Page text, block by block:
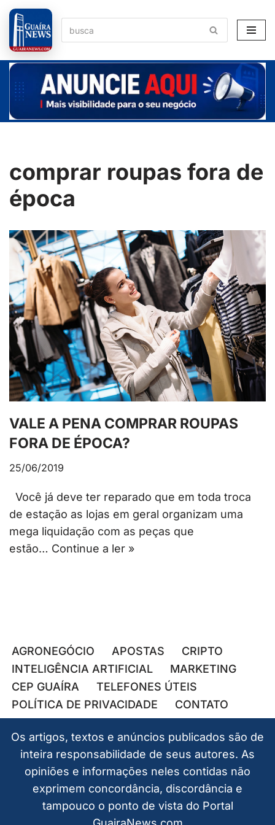
Pular
para
o
conteúdo
comprar roupas fora de
época
VALE A PENA COMPRAR ROUPAS
FORA DE ÉPOCA?
25/06/2019
Você já deve ter reparado que em toda troca
de estação as lojas em geral organizam uma
mega liquidação com as peças que
estão… Continue a ler »
AGRONEGÓCIO APOSTAS
CRIPTO
INTELIGÊNCIA ARTIFICIAL
MARKETING
CEP GUAÍRA
TELEFONES ÚTEIS
POLÍTICA DE PRIVACIDADE
CONTATO
Os artigos, textos e anúncios publicados são de
inteira responsabilidade de seus autores. As
opiniões e informações neles contidas não
exprimem concordância, discordância e
tampouco o ponto de vista do Portal